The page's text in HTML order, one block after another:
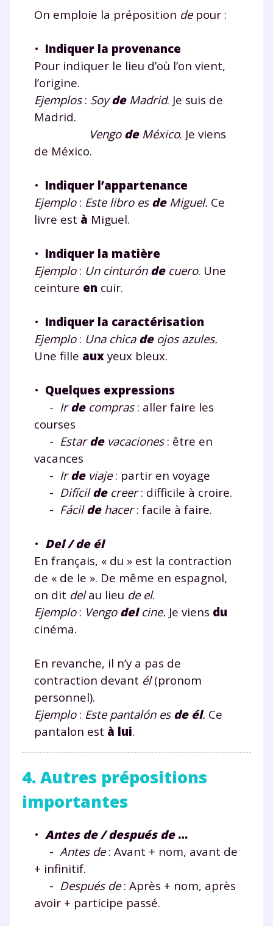
On emploie la préposition depour :
• Indiquer la provenance
Pour indiquer le lieu d’où l’on vient,
l’origine.
Ejemplos: SoydeMadrid. Je suis de
Madrid.
Vengo deMéxico. Je viens
de México.
• Indiquer l’appartenance
Ejemplo : Este libro es deMiguel. Ce
livre est à Miguel.
• Indiquer la matière
Ejemplo : Un cinturón decuero. Une
ceinture en cuir.
• Indiquer la caractérisation
Ejemplo : Una chica deojos azules.
Une fille aux yeux bleux.
• Quelques expressions
- Irdecompras: aller faire les
courses
- Estardevacaciones: être en
vacances
- Irdeviaje: partir en voyage
- Difícildecreer: difficile à croire.
- Fácildehacer: facile à faire.
• Del / de él
En français, « du » est la contraction
de « de le ». De même en espagnol,
on dit delau lieu de el.
Ejemplo : Vengo delcine. Je viens du
cinéma.
En revanche, il n’y a pas de
contraction devant él(pronom
personnel).
Ejemplo : Este pantalón es deél. Ce
pantalon est à lui.
4. Autres prépositions
importantes
• Antes de / después de…
- Antes de: Avant + nom, avant de
+ infinitif.
- Después de: Après + nom, après
avoir + participe passé.